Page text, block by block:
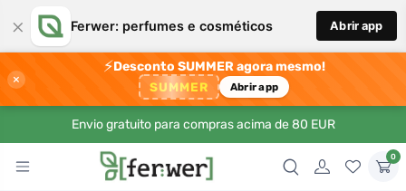
× Ferwer: perfumes e cosméticos Abrir app
×
⚡Desconto SUMMER agora mesmo!
SUMMER Abrir app
Envio gratuito para compras acima de 80 EUR
0